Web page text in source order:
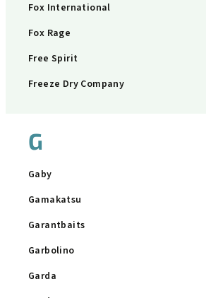
Fox International
Fox Rage
Free Spirit
Freeze Dry Company
G
Gaby
Gamakatsu
Garantbaits
Garbolino
Garda